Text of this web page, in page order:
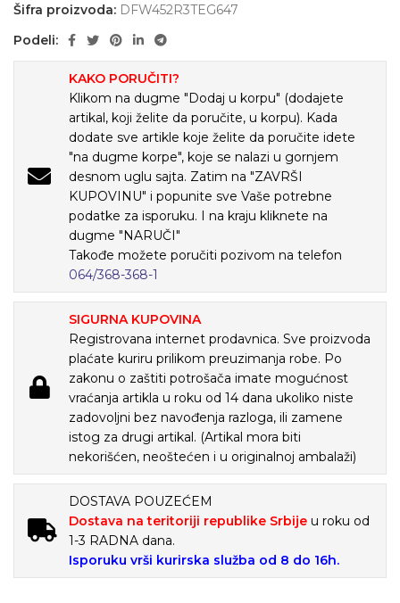
Šifra proizvoda: DFW452R3TEG647
Podeli:
KAKO PORUČITI?
Klikom na dugme "Dodaj u korpu" (dodajete
artikal, koji želite da poručite, u korpu). Kada
dodate sve artikle koje želite da poručite idete
"na dugme korpe", koje se nalazi u gornjem
desnom uglu sajta. Zatim na "ZAVRŠI
KUPOVINU" i popunite sve Vaše potrebne
podatke za isporuku. I na kraju kliknete na
dugme "NARUČI"
Takođe možete poručiti pozivom na telefon
064/368-368-1
SIGURNA KUPOVINA
Registrovana internet prodavnica. Sve proizvoda
plaćate kuriru prilikom preuzimanja robe. Po
zakonu o zaštiti potrošača imate mogućnost
vraćanja artikla u roku od 14 dana ukoliko niste
zadovoljni bez navođenja razloga, ili zamene
istog za drugi artikal. (Artikal mora biti
nekorišćen, neoštećen i u originalnoj ambalaži)
DOSTAVA POUZEĆEM
Dostava na teritoriji republike Srbije u roku od
1-3 RADNA dana.
Isporuku vrši kurirska služba od 8 do 16h.